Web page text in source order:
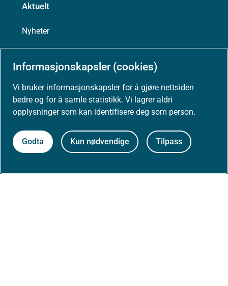
Informasjonskapsler (cookies)
Vi bruker informasjonskapsler for å gjøre nettsiden
bedre og for å samle statistikk. Vi lagrer aldri
opplysninger som kan identifisere deg som person.
Godta Kun nødvendige Tilpass
Aktuelt
Nyheter
Høringer
Presse
Om nettstedet